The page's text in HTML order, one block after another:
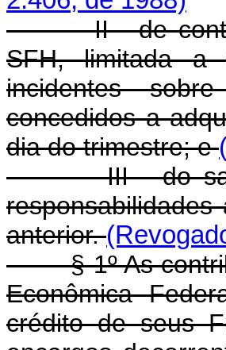
II - de
SFH, limitada a
incidentes
concedidos a
dia do trimestre; e
III - do saldo
anterior.
§ 1º As
Econômica
crédito de seus